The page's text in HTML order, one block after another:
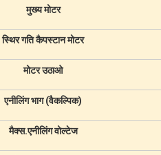
मुख्य मोटर
स्थिर गति कैपस्टान मोटर
मोटर उठाओ
एनीलिंग भाग (वैकल्पिक)
मैक्स.एनीलिंग वोल्टेज